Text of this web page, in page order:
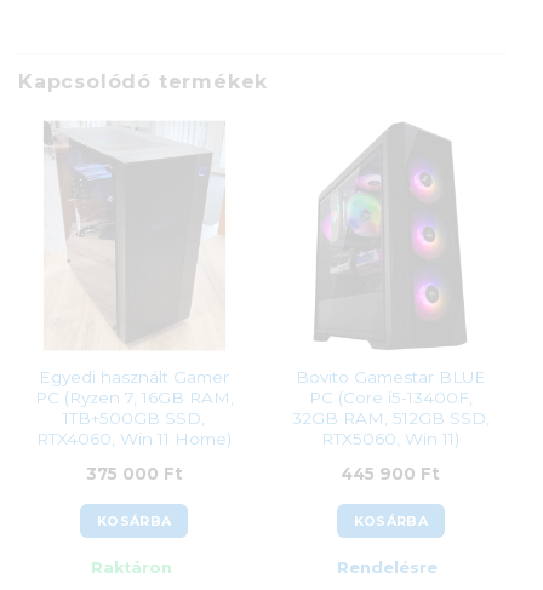
Kapcsolódó termékek
Egyedi használt Gamer
PC (Ryzen 7, 16GB RAM,
1TB+500GB SSD,
RTX4060, Win 11 Home)
375 000 Ft
KOSÁRBA
Raktáron
Bovito Gamestar BLUE
PC (Core i5-13400F,
32GB RAM, 512GB SSD,
RTX5060, Win 11)
445 900 Ft
KOSÁRBA
Rendelésre